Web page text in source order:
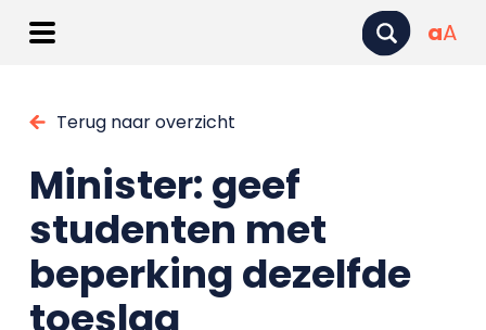
aA
Terug naar overzicht
Minister: geef
studenten met
beperking dezelfde
toeslag